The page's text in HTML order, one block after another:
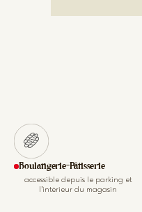
Boulangerie-Pâtisserie
accessible depuis le parking et
l’intérieur du magasin